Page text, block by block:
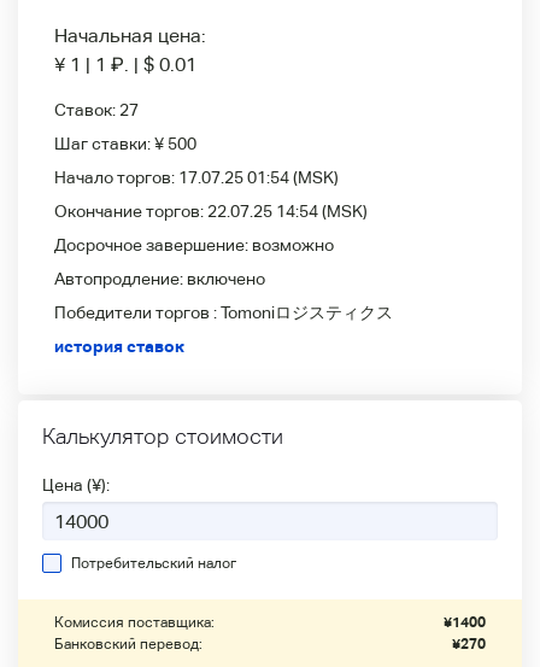
Начальная цена:
¥ 1 | 1 ₽. | $ 0.01
Ставок: 27
Шаг ставки:¥ 500
Начало торгов: 17.07.25 01:54(MSK)
Окончание торгов: 22.07.25 14:54(MSK)
Досрочное завершение: возможно
Автопродление: включено
Победители
торгов :Tomoniロジスティクス
история ставок
Калькулятор стоимости
Цена (¥):
Потребительский налог
Комиссия поставщика: ¥1400
Банковский перевод:
¥270